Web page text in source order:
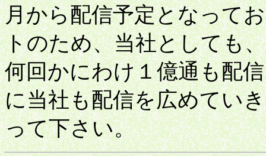
月から配信予定となって
トのため、当社としても
何回かにわけ１億通も配
に当社も配信を広めてい
って下さい。